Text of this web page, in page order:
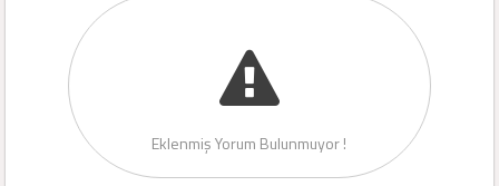
Eklenmiş Yorum Bulunmuyor !